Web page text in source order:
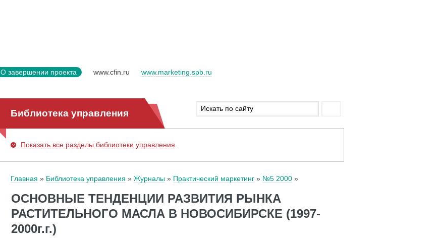
О завершении проекта www.cfin.ru www.marketing.spb.ru
Библиотека управления
Показать все разделы библиотеки управления
Главная Библиотека управления Журналы Практический маркетинг №5 2000
ОСНОВНЫЕ ТЕНДЕНЦИИ РАЗВИТИЯ РЫНКА
РАСТИТЕЛЬНОГО МАСЛА В НОВОСИБИРСКЕ (1997-
2000г.г.)